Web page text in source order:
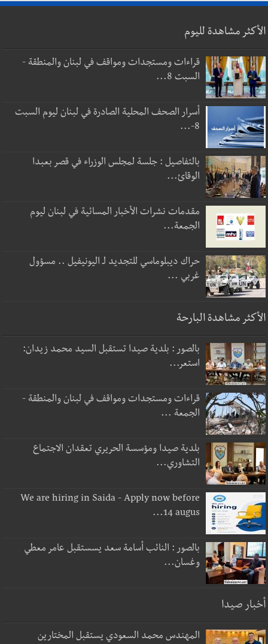
الأكثر مشاهدة لليوم
قراءات ومستجدات ومواقف في لبنان والمنطقة -
السبت 8...
أسرار الصحف المحلية الصادرة في لبنان ليوم السبت
8-...
بالتفاصيل : جلسة لمجلس الوزراء في قصر بعبدا
الوقائ...
مقدمات نشرات الأخبار المسائية في لبنان ليوم
الجمعة...
حراك ديبلوماسي للتجديد لـ اليونيفيل .. مسؤول
غربي ...
الأكثر مشاهدة البارحة
بالصور : بلدية صيدا تستقبل السيد محمد زيدان:
استعر...
قراءات ومستجدات ومواقف في لبنان والمنطقة -
الجمعة ...
بلدية صيدا ومؤسسة الحريري تعقدان الاجتماع
التشاوري...
We are hiring in Saida - Apply now before
14 augus...
بالصور : النائب أسامة سعد يسستقبل عامر معطي
وغسان...
أخبار صيدا
المهندس محمد السعودي يستقبل المختارين